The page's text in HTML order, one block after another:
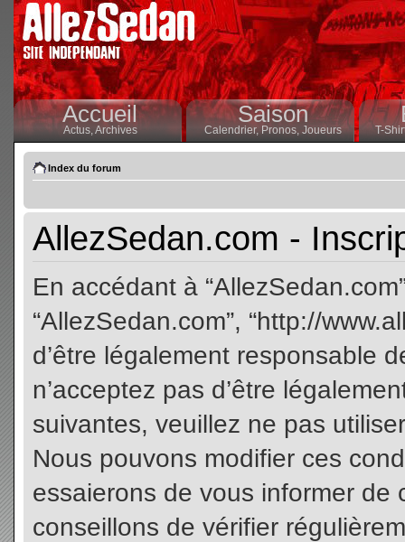
Accueil
Actus,Archives
Saison
Calendrier,Pronos, Joueurs T-
Index du forum
AllezSedan.com -
En accédant à
“AllezSedan.com”, “http://
d’être légalement responsable
n’acceptez pas d’être
suivantes, veuillez ne pas
Nous pouvons modifier ces
essaierons de vous informer
conseillons de vérifier